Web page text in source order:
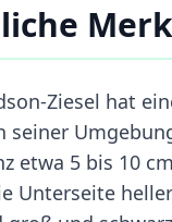
Ziesel hat
seiner
etwa 5 bis 10
Unterseite